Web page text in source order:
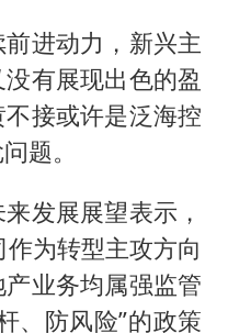
进动力，新兴主
有展现出色的盈
接或许是泛海控
题。
发展展望表示，
为转型主攻方向
业务均属强监管
、防风险”的政策